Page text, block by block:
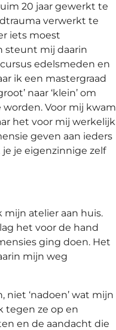
20 jaar gewerkt te
verwerkt te
iets moest
steunt mij daarin
edelsmeden en
ik een mastergraad
naar ‘klein’ om
Voor mij kwam
het voor mij werkelijk
geven aan ieders
je eigenzinnige zelf
atelier aan huis.
het voor de hand
ging doen. Het
mijn weg
‘nadoen’ wat mijn
tegen ze op en
en de aandacht die